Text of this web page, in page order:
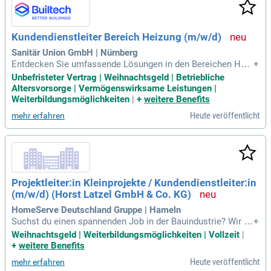
ienstleistungen. Unsere Werte basieren auf kontinuierlicher
Weiterbildung und einem partnerschaftlichen Umgang mit K
unden. Bewerben Sie sich jetzt und gestalten Sie mit uns die
Zukunft der Lüftungstechnik!
Kundendienstleiter Bereich Heizung (m/w/d)
Sanitär Union GmbH | Nürnberg
Entdecken Sie umfassende Lösungen in den Bereichen Heiz
ung, Sanitär, Kälte und Lüftung. Unser Fokus liegt auf energi
eeffizientem Bauen und der Implementierung innovativer dig
italer Prozesse. Wir setzen auf Nachhaltigkeit und modernst
e Technologien, um die Branchenschallenges zu bewältigen.
Wir suchen engagierte Fachkräfte mit einer Ausbildung im S
HK-Bereich und Führungskompetenz. Bei uns erwartet Sie ei
n unbefristeter Arbeitsvertrag, 30 Tage Urlaub sowie zusätzli
che finanzielle Benefits. Profitieren Sie von einer positiven T
eamatmosphäre und der Möglichkeit, Verantwortung zu übe
rnehmen.
+
Unbefristeter Vertrag | Weihnachtsgeld | Betriebliche
Altersvorsorge | Vermögenswirksame Leistungen |
Weiterbildungsmöglichkeiten | + weitere Benefits
mehr erfahren Heute veröffentlicht
Projektleiter:in Kleinprojekte / Kundendienstleiter:in
(m/w/d) (Horst Latzel GmbH & Co. KG)
HomeServe Deutschland Gruppe | Hameln
Suchst du einen spannenden Job in der Bauindustrie? Wir bi
eten dir einen sicheren Arbeitsplatz, 30 Tage Urlaub sowie U
rlaubs- und Weihnachtsgeld. Mit einem Führerschein der Kla
eine Aufgaben umfassen die Abwicklung von Kleinprojekten
+
Weihnachtsgeld | Weiterbildungsmöglichkeiten | Vollzeit
+ weitere Benefits
mehr erfahren Heute veröffentlicht